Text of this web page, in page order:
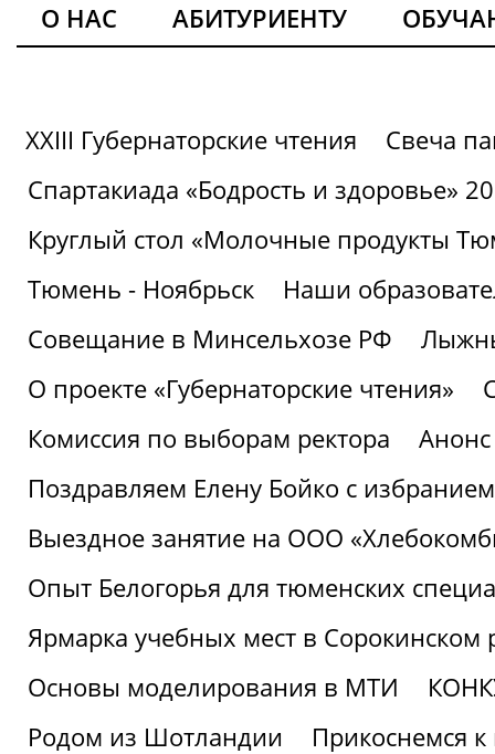
О НАС АБИТУРИЕНТУ
XXIII Губернаторские чтения
Свеча
Спартакиада «Бодрость и здоровье»
Круглый стол «Молочные продукты
Тюмень - Ноябрьск
Наши
Совещание в Минсельхозе РФ
О проекте «Губернаторские чтения»
Комиссия по выборам ректора
Поздравляем Елену Бойко с
Выездное занятие на ООО
Опыт Белогорья для тюменских
Ярмарка учебных мест в Сорокинском
Основы моделирования в МТИ
Родом из Шотландии
Прикоснемся